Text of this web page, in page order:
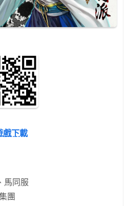
戲下載
馬同服
團